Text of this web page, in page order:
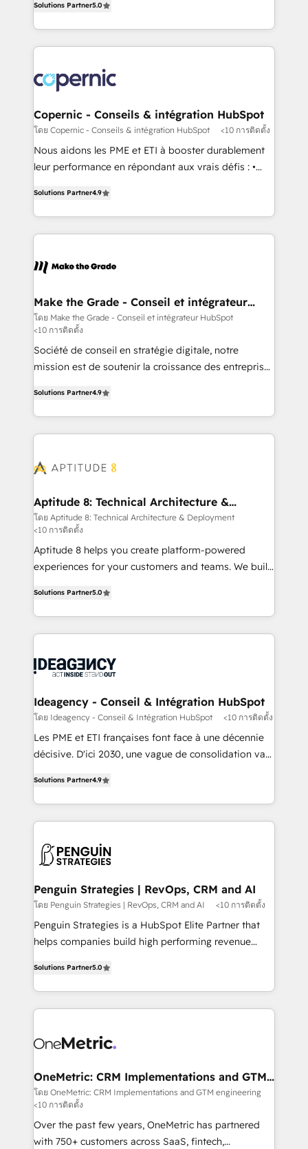
revenue process. Sales, marketing, and service wired
together. ➤ AI and Integrations: Layer Breeze AI,
rollouts, adoption coaching. Buying HubSpot,
switching to it, or reviving a stale portal? We are
revenue number. We do that by bridging the gap
where agencies fail: combining GTM strategy with
technical execution to solve the right problem at the
implement your CRM. We engineer revenue
outcomes for the GTM owner on HubSpot. We Build
Different Because We're Built Different: - Secure:
Soc2 compliant 🛡️ - Onboarding: Implementations
starting from $1,5k - Clay: Elite Studio Solutions
Partner 🤝 - Global: 75+ RPers across five continents
Elite HubSpot Partner 🪴 - CRM: More Sales Hub
implementations than any other Partner 💻 -
agency for a GTM engineer’s job. The choice is
Solutions Partner5.0
Copernic - Conseils & intégration HubSpot
โดย Copernic - Conseils & intégration HubSpot <10 การติดตั้ง
Nous aidons les PME et ETI à booster durablement
leur performance en répondant aux vrais défis : •
téléphonie, etc.) • Alignement des équipes grâce à un
outil et des données partagées • Amélioration de la
collecte et de l’analyse des données pour des
de la productivité des équipes Notre équipe de 30
avec un engagement total, alignant processus
métiers et technologie, et guidant vos équipes à
travers le changement, tout en centrant vos objectifs
d’entreprise. Grâce à une méthodologie éprouvée
auprès de plus de 400 clients, nous comprenons
HubSpot dans votre organisation. Pour toute
question technique ou besoin de structuration de
votre projet HubSpot, contactez notre équipe pour
Solutions Partner4.9
Make the Grade - Conseil et intégrateur
HubSpot
โดย Make the Grade - Conseil et intégrateur HubSpot
<10 การติดตั้ง
Société de conseil en stratégie digitale, notre
mission est de soutenir la croissance des entreprises
l'intégration CRM et le développement des revenus
auprès de vos comptes existants. En France et à
l'international, nous travaillons avec des ETI
delà d’une simple transformation digitale et des
➤ L’intégration de CRM et de méthodologie RevOps
pour aligner les équipes marketing, commerciales et
support client (data migration, synchronisation API,
audit et maintenance) ➤ La création de sites internet
de conversion qui transforment les visiteurs en
stratégies d'acquisition marketing (SEO, SEA,
inbound, automatisation marketing, ABM, IA,
emailing) Informations clés : - 10 ans d'expérience -
experts conseil - 150 certifications HubSpot
Solutions Partner4.9
Aptitude 8: Technical Architecture &
Deployment
โดย Aptitude 8: Technical Architecture & Deployment
<10 การติดตั้ง
Aptitude 8 helps you create platform-powered
experiences for your customers and teams. We build
across your entire tech stack. Aptitude 8 is trusted
by top brands such as Lenovo, Bluetooth,
International Sports Sciences Association, SXSW,
Randstad, Uber Freight, and HubSpot itself. We have
partner and expertise across operational strategy,
business-first process building, system integration,
custom development, and extensibility. When you
work with Aptitude 8, you get a team – not an
development, and project management. We have
100% US-based, FTE team members. We offer
migrations from other platforms, systems
integration, extensibility, custom development, and
Solutions Partner5.0
Ideagency - Conseil & Intégration HubSpot
โดย Ideagency - Conseil & Intégration HubSpot <10 การติดตั้ง
Les PME et ETI françaises font face à une décennie
décisive. D'ici 2030, une vague de consolidation va
entreprises qui auront réussi leur transformation. Le
problème ? 58% des dirigeants savent que l'IA est
vitale pour leur survie. Mais 57% n'ont aucune
données. C'est le paradoxe français : conscience
Augmentée. Ce n'est pas une entreprise qui utilise
l'IA. C'est une organisation qui a réussi la symbiose
entre l'expertise humaine et l'intelligence artificielle.
Pas pour remplacer l'humain, mais pour l'augmenter.
transformation. D'abord les fondations : des
données unifiées, des processus alignés. Ensuite
vraie performance vient de l'intérieur. Act Inside.
Stand Out.
Solutions Partner4.9
Penguin Strategies | RevOps, CRM and AI
โดย Penguin Strategies | RevOps, CRM and AI <10 การติดตั้ง
Penguin Strategies is a HubSpot Elite Partner that
helps companies build high performing revenue
system environments and global SaaS or
manufacturing teams. Trusted by leading enterprises
and fast growing scale ups including Sony, Rapyd,
Design Automation and Uptive. 📊 RevOps & data
integrations 🤖 AI workflows & enrichment 📘 Team
enablement & company-wide adoption We create
HubSpot environments that teams use with
confidence and that leadership can rely on for
scalable revenue insights.
Solutions Partner5.0
OneMetric: CRM Implementations and GTM
engineering
โดย OneMetric: CRM Implementations and GTM engineering
<10 การติดตั้ง
Over the past few years, OneMetric has partnered
with 750+ customers across SaaS, fintech,